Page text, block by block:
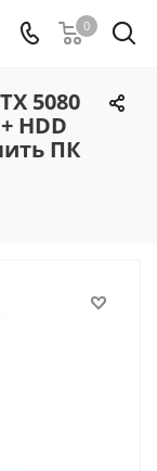
0
5080
HDD
ПК